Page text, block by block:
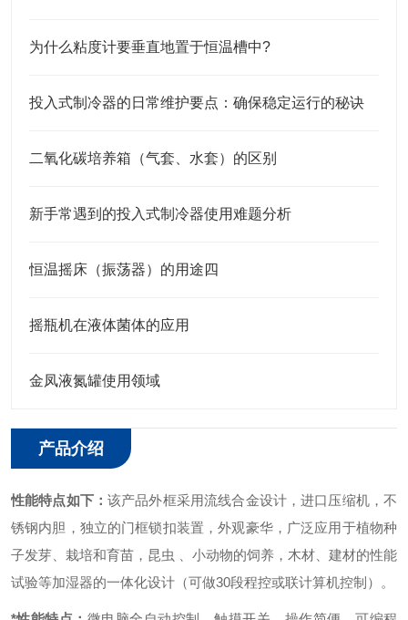
为什么粘度计要垂直地置于恒温槽中?
投入式制冷器的日常维护要点：确保稳定运行的秘诀
二氧化碳培养箱（气套、水套）的区别
新手常遇到的投入式制冷器使用难题分析
恒温摇床（振荡器）的用途四
摇瓶机在液体菌体的应用
金凤液氮罐使用领域
产品介绍
性能特点如下：该产品外框采用流线合金设计，进口压缩机，不
锈钢内胆，独立的门框锁扣装置，外观豪华，广泛应用于植物种
子发芽、栽培和育苗，昆虫 、小动物的饲养，木材、建材的性能
试验等加湿器的一体化设计（可做30段程控或联计算机控制）。